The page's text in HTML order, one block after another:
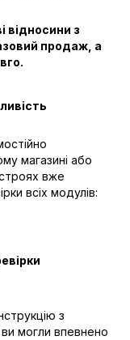
відносини з
продаж, а
магазині або
вже
всіх модулів:
з
могли впевнено